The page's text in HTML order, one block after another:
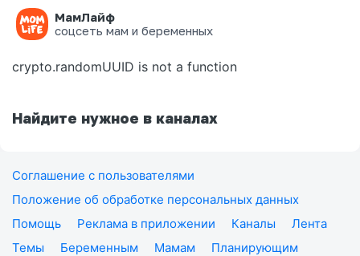
МамЛайф
соцсеть мам и беременных
Ошибка на странице
crypto.randomUUID is not a function
Найдите нужное в каналах
Соглашение с пользователями
Положение об обработке персональных данных
Помощь
Реклама в приложении Каналы
Лента
Темы
Беременным Мамам
Планирующим